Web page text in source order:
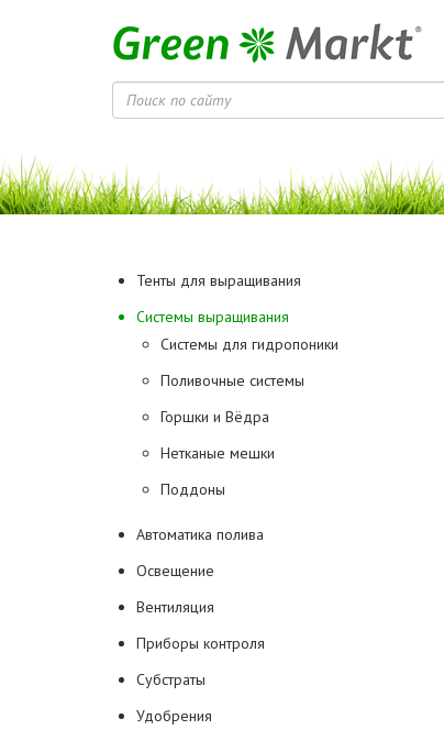
Тенты для выращивания
Системы выращивания
Системы для гидропоники
Поливочные системы
Горшки и Вёдра
Нетканые мешки
Поддоны
Автоматика полива
Освещение
Вентиляция
Приборы контроля
Субстраты
Удобрения